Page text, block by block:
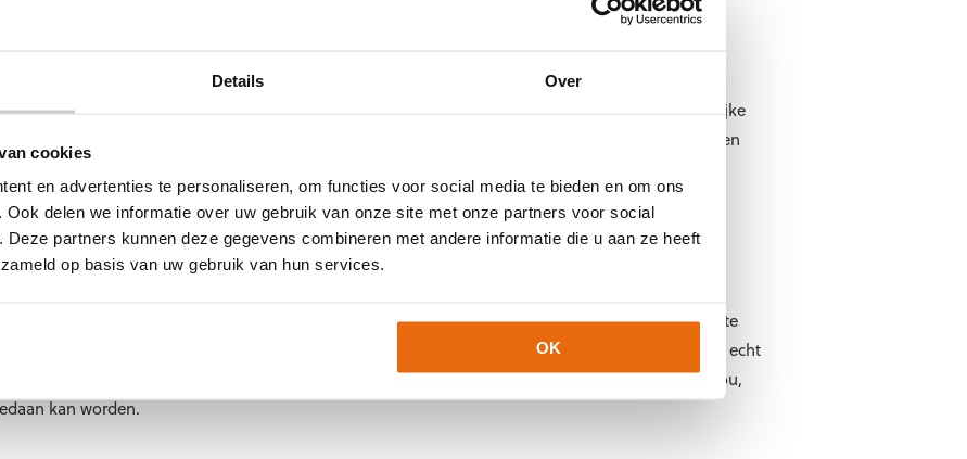
Details Over
cookies
en advertenties te personaliseren, om functies voor social media te bieden en om ons
delen we informatie over uw gebruik van onze site met onze partners voor social
Deze partners kunnen deze gegevens combineren met andere informatie die u aan ze heeft
op basis van uw gebruik van hun services.
OK
van twee van de bovenstaande pasvormen.
gaat over de keuze voor keepershandschoenen. Het soort gras waarop je speelt, is een belangrijke
en minder stabiele ondergrond dan kunstgras. Op kunstgras slijten jouw keepershandschoenen
korrels van het kunstgras. Daarom is het verstandig om een keepershandschoen te kiezen die
nodig met een stevige foamlaag. Andersom kun je natuurlijk wel kunstgras
je speelt op natuurgras.
die je kiest voor jouw keepershandschoenen. Meet de omtrek van de open hand op het breedste
Wanneer je de omtrek weet, kun je pas bepalen welke maat je nodig hebt. Dit gedeelte is echt
niet op maat zijn, kan dit blessures opleveren. Wij hebben een handigetoolvoor jou,
kan worden.